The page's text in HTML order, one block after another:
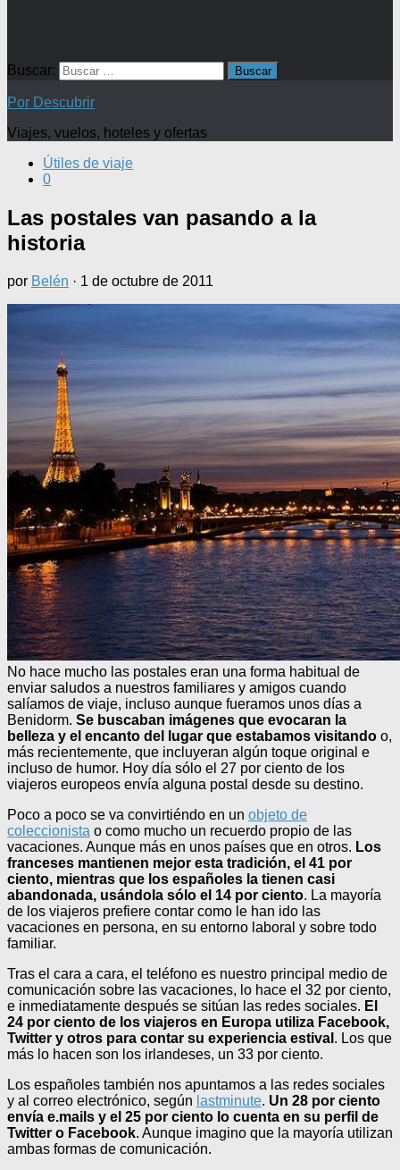
Buscar:
Por Descubrir
Viajes, vuelos, hoteles y ofertas
Útiles de viaje
0
Las postales van pasando a la
historia
por Belén · 1 de octubre de 2011
No hace mucho las postales eran una forma habitual de
enviar saludos a nuestros familiares y amigos cuando
salíamos de viaje, incluso aunque fueramos unos días a
Benidorm. Se buscaban imágenes que evocaran la
belleza y el encanto del lugar que estabamos visitando o,
más recientemente, que incluyeran algún toque original e
incluso de humor. Hoy día sólo el 27 por ciento de los
viajeros europeos envía alguna postal desde su destino.
Poco a poco se va convirtiéndo en un objeto de
coleccionista o como mucho un recuerdo propio de las
vacaciones. Aunque más en unos países que en otros. Los
franceses mantienen mejor esta tradición, el 41 por
ciento, mientras que los españoles la tienen casi
abandonada, usándola sólo el 14 por ciento. La mayoría
de los viajeros prefiere contar como le han ido las
vacaciones en persona, en su entorno laboral y sobre todo
familiar.
Tras el cara a cara, el teléfono es nuestro principal medio de
comunicación sobre las vacaciones, lo hace el 32 por ciento,
e inmediatamente después se sitúan las redes sociales. El
24 por ciento de los viajeros en Europa utiliza Facebook,
Twitter y otros para contar su experiencia estival . Los que
más lo hacen son los irlandeses, un 33 por ciento.
Los españoles también nos apuntamos a las redes sociales
y al correo electrónico, según lastminute. Un 28 por ciento
envía e.mails y el 25 por ciento lo cuenta en su perfil de
Twitter o Facebook. Aunque imagino que la mayoría utilizan
ambas formas de comunicación.